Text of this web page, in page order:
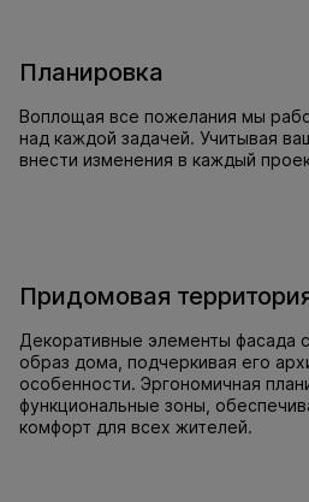
Планировка
Воплощая все пожелания мы
над каждой задачей. Учитывая
внести изменения в каждый
Придомовая
Декоративные элементы фасада
образ дома, подчеркивая его
особенности. Эргономичная
функциональные зоны,
комфорт для всех жителей.